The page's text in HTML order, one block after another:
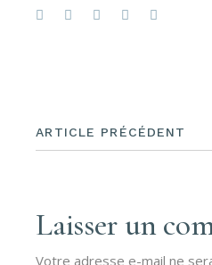
ARTICLE PRÉCÉDENT
Laisser un
Votre adresse e-mail ne